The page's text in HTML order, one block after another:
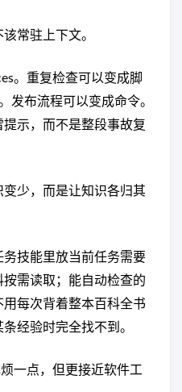
常驻上下文。
。重复检查可以变成脚
发布流程可以变成命令。
示，而不是整段事故复
少，而是让知识各归其
技能里放当前任务需要
需读取；能自动检查的
每次背着整本百科全书
经验时完全找不到。
一点，但更接近软件工